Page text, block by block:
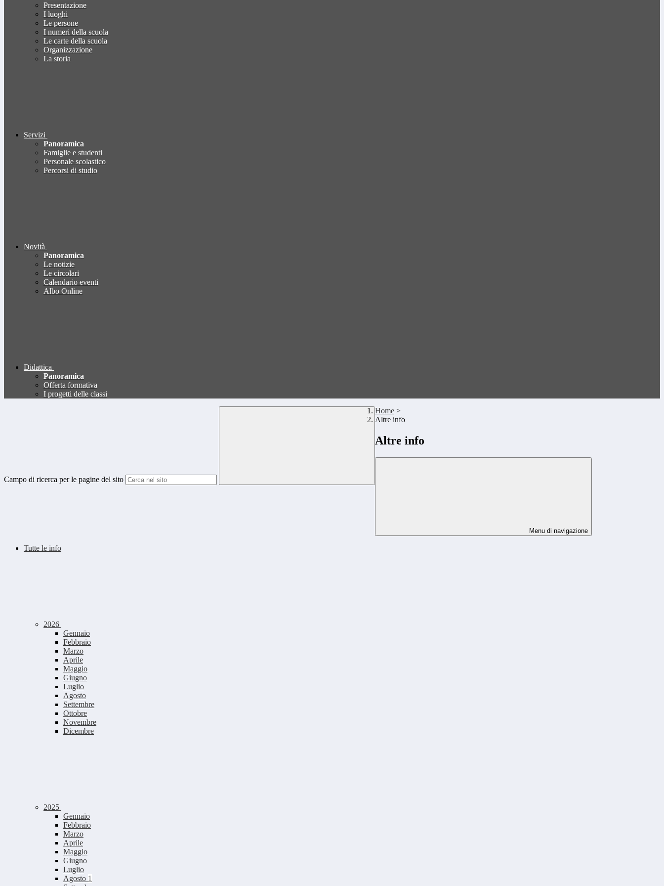
Presentazione
I luoghi
Le persone
I numeri della scuola
Le carte della scuola
Organizzazione
La storia
Servizi
Panoramica
Famiglie e studenti
Personale scolastico
Percorsi di studio
Novità
Panoramica
Le notizie
Le circolari
Calendario eventi
Albo Online
Didattica
Panoramica
Offerta formativa
I progetti delle classi
Campo di ricerca per le pagine del sito
Home >
Altre info
Altre info
Menu di navigazione
Tutte le info
2026
Gennaio
Febbraio
Marzo
Aprile
Maggio
Giugno
Luglio
Agosto
Settembre
Ottobre
Novembre
Dicembre
2025
Gennaio
Febbraio
Marzo
Aprile
Maggio
Giugno
Luglio
Agosto 1